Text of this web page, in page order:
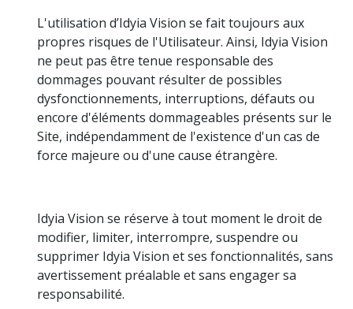
L'utilisation d’Idyia Vision se fait toujours aux
propres risques de l'Utilisateur. Ainsi, Idyia Vision
ne peut pas être tenue responsable des
dommages pouvant résulter de possibles
dysfonctionnements, interruptions, défauts ou
encore d'éléments dommageables présents sur le
Site, indépendamment de l'existence d'un cas de
force majeure ou d'une cause étrangère.
Idyia Vision se réserve à tout moment le droit de
modifier, limiter, interrompre, suspendre ou
supprimer Idyia Vision et ses fonctionnalités, sans
avertissement préalable et sans engager sa
responsabilité.